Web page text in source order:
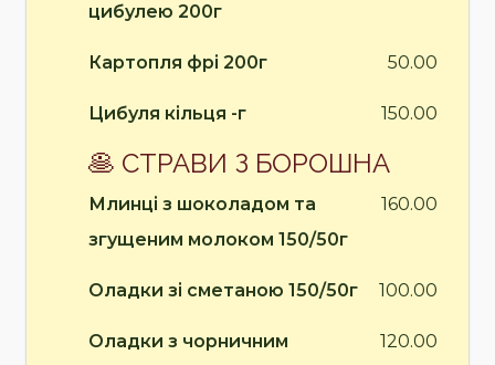
цибулею 200г
Картопля фрі 200г 50.00
Цибуля кільця -г 150.00
🥞 СТРАВИ З БОРОШНА
Млинці з шоколадом та
згущеним молоком 150/50г
160.00
Оладки зі сметаною 150/50г 100.00
Оладки з чорничним
120.00